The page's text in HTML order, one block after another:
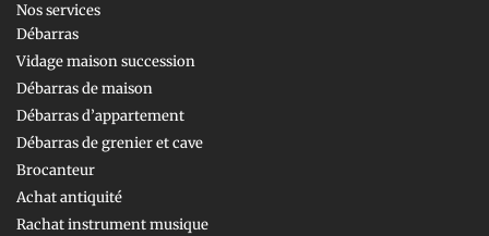
Nos services
Débarras
Vidage maison succession
Débarras de maison
Débarras d’appartement
Débarras de grenier et cave
Brocanteur
Achat antiquité
Rachat instrument musique